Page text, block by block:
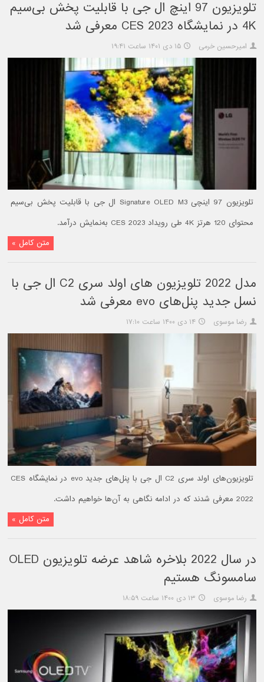
تلویزیون 97 اینچ ال جی با قابلیت پخش بی‌سیم
4K در نمایشگاه CES 2023 معرفی شد
امیرحسین خرمی ۱۵ دی ۱۴۰۱ ساعت ۱۹:۴۱
تلویزیون 97 اینچی Signature OLED M3 ال جی با قابلیت پخش بی‌سیم
محتوای 120 هرتز 4K طی رویداد CES 2023 به‌نمایش درآمد.
متن کامل »
مدل 2022 تلویزیون های اولد سری C2 ال جی با
نسل جدید پنل‌های evo معرفی شد
رضا موسوی ۱۴ دی ۱۴۰۰ ساعت ۱۷:۱۰
تلویزیون‌های اولد سری C2 ال جی با پنل‌های جدید evo در نمایشگاه CES
2022 معرفی شدند که در ادامه نگاهی به آن‌ها خواهیم داشت.
متن کامل »
در سال 2022 بلاخره شاهد عرضه تلویزیون OLED
سامسونگ هستیم
رضا موسوی ۱۳ دی ۱۴۰۰ ساعت ۱۸:۵۹